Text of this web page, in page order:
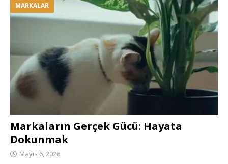
MARKALAR
Markaların Gerçek Gücü: Hayata
Dokunmak
Mayıs 6, 2026